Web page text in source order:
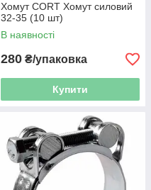
Хомут CORT Хомут силовий
32-35 (10 шт)
В наявності
280 ₴/упаковка
Купити